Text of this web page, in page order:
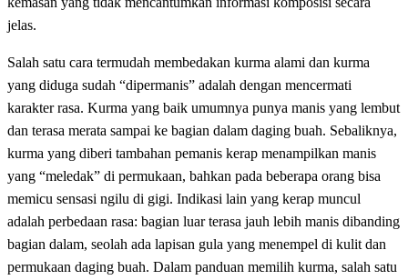
jelas.
Salah satu cara termudah membedakan kurma alami dan kurma
yang diduga sudah “dipermanis” adalah dengan mencermati
karakter rasa. Kurma yang baik umumnya punya manis yang lembut
dan terasa merata sampai ke bagian dalam daging buah. Sebaliknya,
kurma yang diberi tambahan pemanis kerap menampilkan manis
yang “meledak” di permukaan, bahkan pada beberapa orang bisa
memicu sensasi ngilu di gigi. Indikasi lain yang kerap muncul
adalah perbedaan rasa: bagian luar terasa jauh lebih manis dibanding
bagian dalam, seolah ada lapisan gula yang menempel di kulit dan
permukaan daging buah. Dalam panduan memilih kurma, salah satu